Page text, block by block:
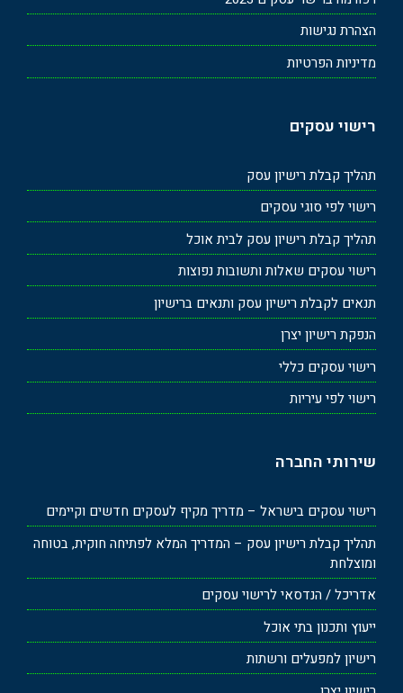
הצהרת נגישות
מדיניות הפרטיות
רישוי עסקים
תהליך קבלת רישיון עסק
רישוי לפי סוגי עסקים
תהליך קבלת רישיון עסק לבית אוכל
רישוי עסקים שאלות ותשובות נפוצות
תנאים לקבלת רישיון עסק ותנאים ברישיון
הנפקת רישיון יצרן
רישוי עסקים כללי
רישוי לפי עיריות
שירותי החברה
רישוי עסקים בישראל – מדריך מקיף לעסקים חדשים וקיימים
תהליך קבלת רישיון עסק – המדריך המלא לפתיחה חוקית, בטוחה
ומוצלחת
אדריכל / הנדסאי לרישוי עסקים
ייעוץ ותכנון בתי אוכל
רישיון למפעלים ורשתות